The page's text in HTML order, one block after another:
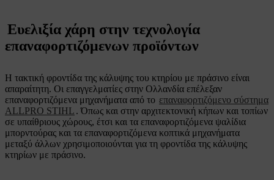
Ευελιξία χάρη στην τεχνολογία
επαναφορτιζόμενων προϊόντων
Η τακτική φροντίδα της κάλυψης του κτηρίου με πράσινο είναι
απαραίτητη. Οι επαγγελματίες στην Ολλανδία επέλεξαν
επαναφορτιζόμενα μηχανήματα από το επαναφορτιζόμενο σύστημα
ALLPRO STIHL . Όπως και στην αρχιτεκτονική κήπων και τοπίων
σε υπαίθριους χώρους, έτσι και τα επαναφορτιζόμενα ψαλίδια
μπορντούρας και τα επαναφορτιζόμενα κοπτικά μηχανήματα
μεταξύ άλλων χρησιμοποιούνται για τη φροντίδα της κάλυψης
κτηρίων με πράσινο.